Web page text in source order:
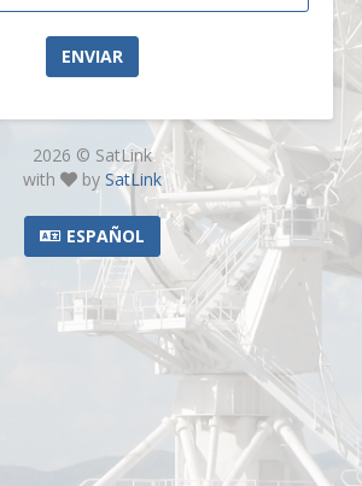
ENVIAR
2026 © SatLink
with
by SatLink
ESPAÑOL